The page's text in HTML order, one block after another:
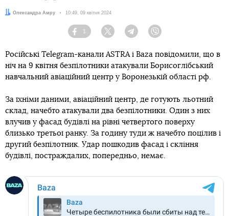
Автор:
Олександра Амру Дата:
10:49, 09 квітня 2024
Facebook
1
Twitter TelegramViber
Російські Telegram-канали ASTRA і Baza повідомили, що в
ніч на 9 квітня безпілотники атакували Борисоглібський
навчальний авіаційний центр у Воронезькій області рф.
За їхніми даними, авіаційний центр, де готують льотний
склад, начебто атакували два безпілотники. Один з них
влучив у фасад будівлі на рівні четвертого поверху
близько третьої ранку. За годину туди ж начебто поцілив і
другий безпілотник. Удар пошкодив фасад і скління
будівлі, постраждалих, попередньо, немає.